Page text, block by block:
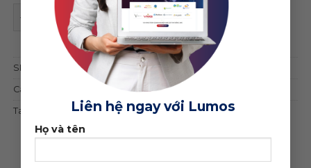
Liên hệ ngay với Lumos
Họ và tên
Theme wordpress thời trang 07 quantity
ĐẶT MUA GIAO DIỆN
SKU:
Category:
Tag: bán hàng